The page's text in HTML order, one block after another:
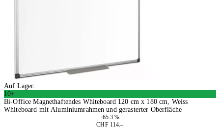
Auf Lager:
10+
Bi-Office Magnethaftendes Whiteboard 120 cm x 180 cm, Weiss
Whiteboard mit Aluminiumrahmen und gerasterter Oberfläche
-65.3 %
CHF 114.–